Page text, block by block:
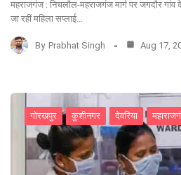
महराजगंज : निचलौल-महराजगंज मार्ग पर जगदौर
जा रहीं महिला सप्लाई…
By Prabhat Singh Aug 17,
गोरखपुर कुशीनगर देवरिया